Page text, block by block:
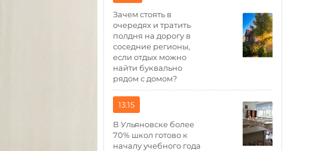
Зачем стоять в
очередях и тратить
полдня на дорогу в
соседние регионы,
если отдых можно
найти буквально
рядом с домом?
13:15
В Ульяновске более
70% школ готово к
началу учебного года